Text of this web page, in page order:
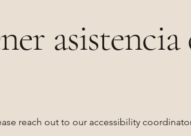
asistencia
reach out to our accessibility